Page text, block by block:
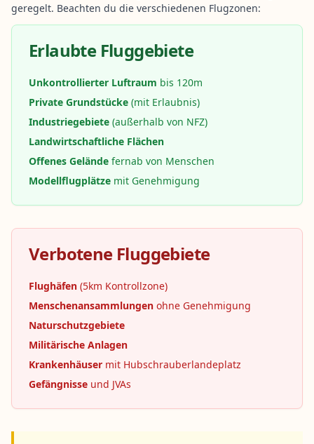
Das Wichtigste in Kürze
H850 besonders?
2025?
Müssen die Yuneec H520E & H850
geregelt. Beachten du die verschiedenen Flugzonen:
Erlaubte Fluggebiete
Unkontrollierter Luftraum bis 120m
Private Grundstücke (mit Erlaubnis)
Industriegebiete (außerhalb von NFZ)
Landwirtschaftliche Flächen
Offenes Gelände fernab von Menschen
Modellflugplätze mit Genehmigung
Verbotene Fluggebiete
Flughäfen (5km Kontrollzone)
Menschenansammlungen ohne Genehmigung
Naturschutzgebiete
Militärische Anlagen
Krankenhäuser mit Hubschrauberlandeplatz
Gefängnisse und JVAs